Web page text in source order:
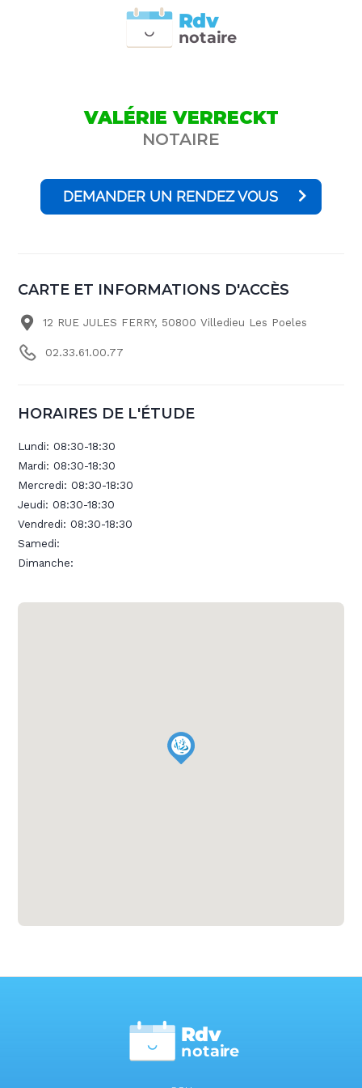
notaire
Rdv
VALÉRIE VERRECKT
NOTAIRE
DEMANDER UN RENDEZ VOUS
CARTE ET INFORMATIONS D'ACCÈS
12 RUE JULES FERRY, 50800 Villedieu Les Poeles
02.33.61.00.77
HORAIRES DE L'ÉTUDE
Lundi:08:30-18:30
Mardi:08:30-18:30
Mercredi:08:30-18:30
Jeudi:08:30-18:30
Vendredi:08:30-18:30
Samedi:
Dimanche:
notaire
Rdv